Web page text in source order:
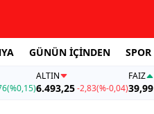
GÜNÜN İÇİNDEN SPOR
(%0,15)
ALTIN
6.493,25-2,83(%-0,04)
FAİZ
39,99